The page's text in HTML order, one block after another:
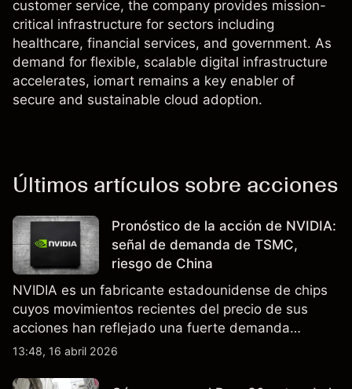
customer service, the company provides mission-
critical infrastructure for sectors including
healthcare, financial services, and government. As
demand for flexible, scalable digital infrastructure
accelerates, iomart remains a key enabler of
secure and sustainable cloud adoption.
Últimos artículos sobre acciones
Pronóstico de la acción de NVIDIA:
señal de demanda de TSMC,
riesgo de China
NVIDIA es un fabricante estadounidense de chips
cuyos movimientos recientes del precio de sus
acciones han reflejado una fuerte demanda
relacionada con la IA, ingresos trimestrales récord
de exportación de EE.UU. que afectan las ventas
13:48, 16 abril 2026